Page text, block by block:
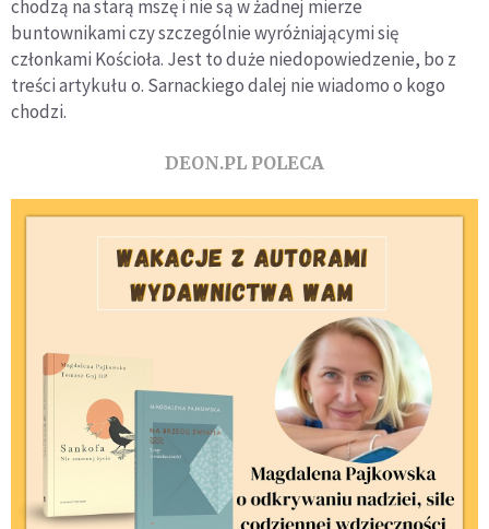
chodzą na starą mszę i nie są w żadnej mierze
buntownikami czy szczególnie wyróżniającymi się
członkami Kościoła. Jest to duże niedopowiedzenie, bo z
treści artykułu o. Sarnackiego dalej nie wiadomo o kogo
chodzi.
DEON.PL POLECA